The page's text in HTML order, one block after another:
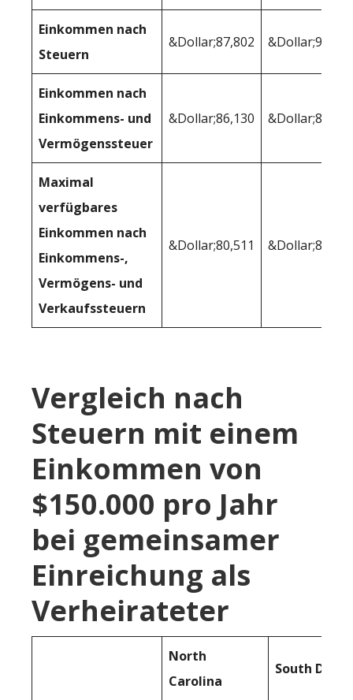
Einkommen nach
Steuern
&Dollar;87,802 &Dollar;91,519
Einkommen nach
Einkommens- und
Vermögenssteuer
&Dollar;86,130 &Dollar;88,462
Maximal
verfügbares
Einkommen nach
Einkommens-,
Vermögens- und
Verkaufssteuern
&Dollar;80,511 &Dollar;83,141
Vergleich nach
Steuern mit einem
Einkommen von
$150.000 pro Jahr
bei gemeinsamer
Einreichung als
Verheirateter
North
Carolina
South